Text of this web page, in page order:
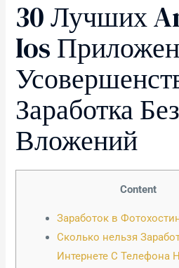
30 Лучших
Ios
Заработка Без
Вложений
Content
Заработок в
Сколько нельзя
Интернете С Телефона